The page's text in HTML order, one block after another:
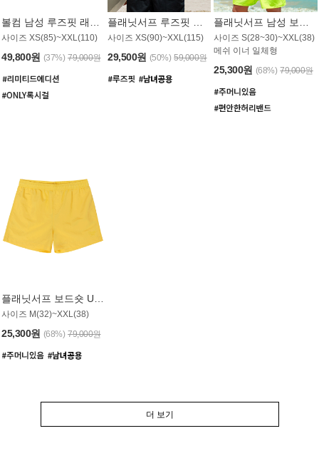
사이즈 XS(85)~XXL(110)
49,800원 (37%) 79,000원
사이즈 XS(90)~XXL(115)
29,500원 (50%) 59,000원
사이즈 S(28~30)~XXL(38)
메쉬 이너 일체형
25,300원 (68%) 79,000원
플래닛서프 보드숏 UMB008YPS
사이즈 M(32)~XXL(38)
25,300원 (68%) 79,000원
더 보기